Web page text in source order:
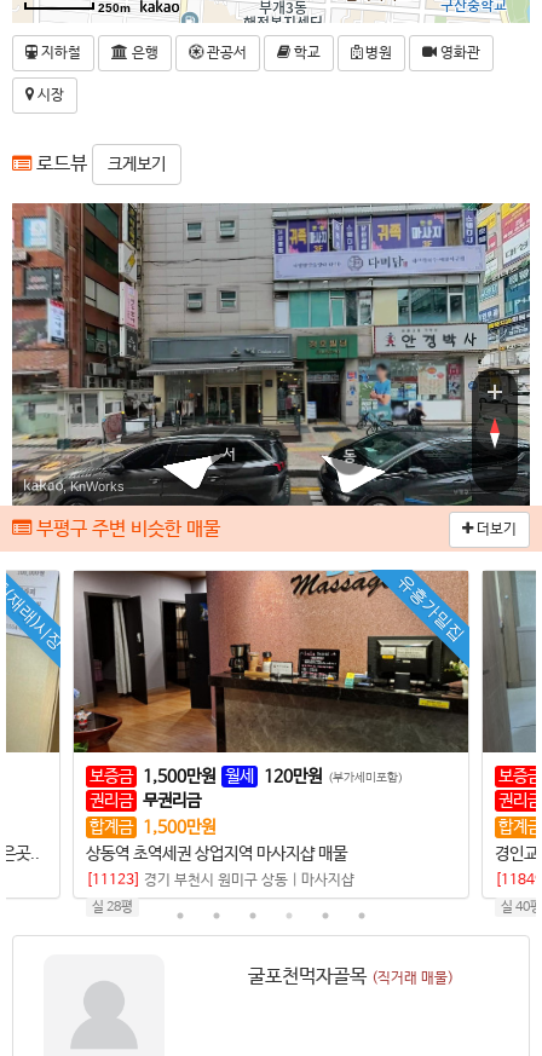
250m
지하철 은행 관공서 학교 병원 영화관
시장
로드뷰 크게보기
충선로209번길
충선로209번길
서 동
, KnWorks
더보기
부평구 주변 비슷한 매물
래)시장
곳..
유흥가밀집
보증금 1,500만원 월세 120만원 (부가세미포함)
권리금 무권리금
합계금 1,500만원
상동역 초역세권 상업지역 마사지샵 매물
[11123] 경기 부천시 원미구 상동 마사지샵
실 28평
보증금
권리금
합계금
경인
실 40평
굴포천먹자골목 (직거래 매물)